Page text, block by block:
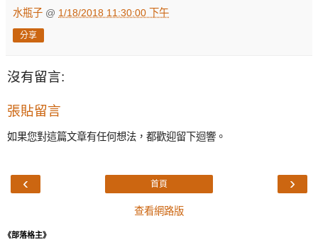
水瓶子 @ 1/18/2018 11:30:00 下午
分享
沒有留言:
張貼留言
如果您對這篇文章有任何想法，都歡迎留下迴響。
‹ ›
首頁
查看網路版
《部落格主》